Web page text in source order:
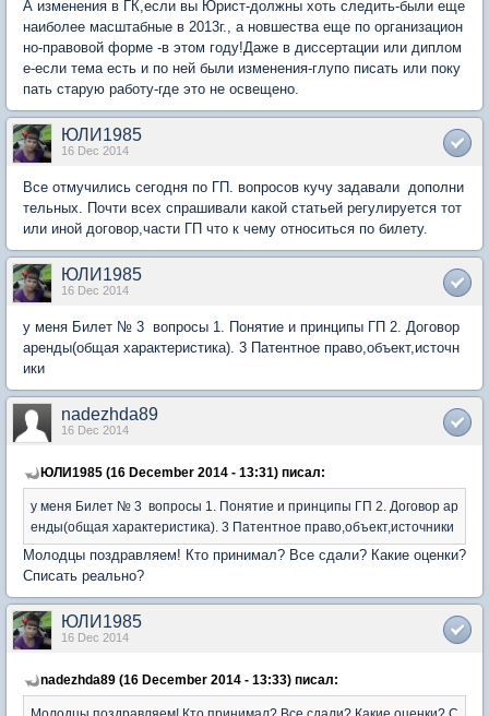
А изменения в ГК,если вы Юрист-должны хоть следить-были еще
наиболее масштабные в 2013г., а новшества еще по организацион
но-правовой форме -в этом году!Даже в диссертации или диплом
е-если тема есть и по ней были изменения-глупо писать или поку
пать старую работу-где это не освещено.
ЮЛИ1985
16 Dec 2014
Все отмучились сегодня по ГП. вопросов кучу задавали дополни
тельных. Почти всех спрашивали какой статьей регулируется тот
или иной договор,части ГП что к чему относиться по билету.
ЮЛИ1985
16 Dec 2014
у меня Билет № 3 вопросы 1. Понятие и принципы ГП 2. Договор
аренды(общая характеристика). 3 Патентное право,объект,источн
ики
nadezhda89
16 Dec 2014
ЮЛИ1985 (16 December 2014 - 13:31) писал:
у меня Билет № 3 вопросы 1. Понятие и принципы ГП 2. Договор ар
енды(общая характеристика). 3 Патентное право,объект,источники
Молодцы поздравляем! Кто принимал? Все сдали? Какие оценки?
Списать реально?
ЮЛИ1985
16 Dec 2014
nadezhda89 (16 December 2014 - 13:33) писал: